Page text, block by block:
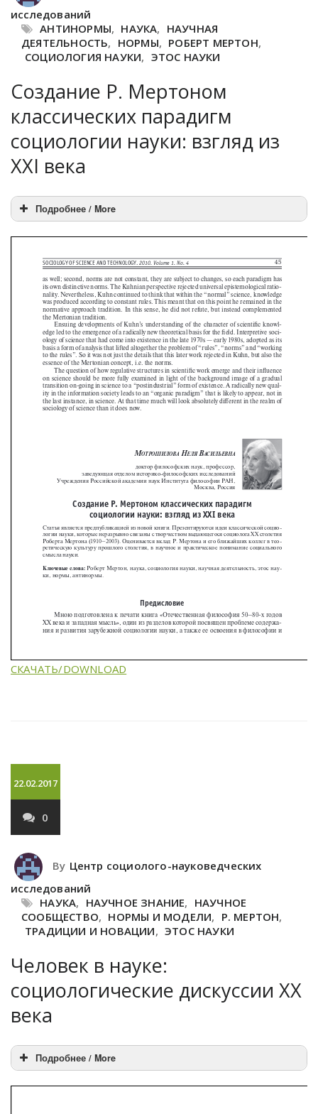
исследований
АНТИНОРМЫ, НАУКА, НАУЧНАЯ
ДЕЯТЕЛЬНОСТЬ, НОРМЫ, РОБЕРТ МЕРТОН,
СОЦИОЛОГИЯ НАУКИ, ЭТОС НАУКИ
Создание Р. Мертоном
классических парадигм
социологии науки: взгляд из
XXI века
Подробнее / More
СКАЧАТЬ/DOWNLOAD
22.02.2017
0
By Центр социолого-науковедческих
исследований
НАУКА, НАУЧНОЕ ЗНАНИЕ, НАУЧНОЕ
СООБЩЕСТВО, НОРМЫ И МОДЕЛИ, Р. МЕРТОН,
ТРАДИЦИИ И НОВАЦИИ, ЭТОС НАУКИ
Человек в науке:
социологические дискуссии XX
века
Подробнее / More